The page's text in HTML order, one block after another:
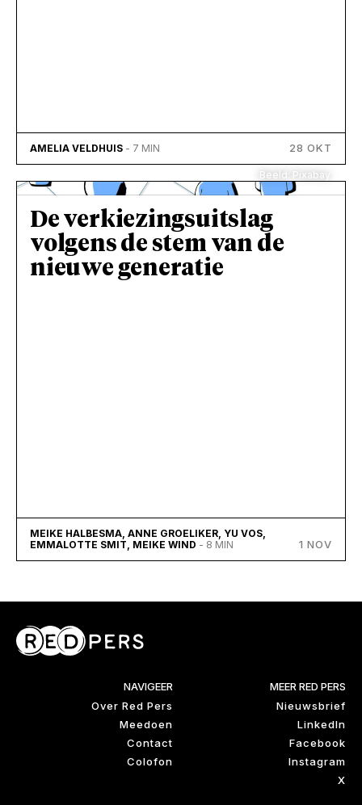
AMELIA VELDHUIS - 7 MIN 28 OKT
Beeld: Pixabay
De verkiezingsuitslag
volgens de stem van de
nieuwe generatie
MEIKE HALBESMA, ANNE GROELIKER, YU VOS,
EMMALOTTE SMIT, MEIKE WIND - 8 MIN 1 NOV
NAVIGEER
Over Red Pers
Meedoen
Contact
Colofon
MEER RED PERS
Nieuwsbrief
LinkedIn
Facebook
Instagram
X